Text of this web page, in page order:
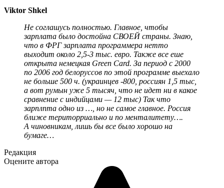
Viktor Shkel
Не соглашусь полностью. Главное, чтобы
зарплата было достойна СВОЕЙ страны. Знаю,
что в ФРГ зарплата программера нетто
выходит около 2,5-3 тыс. евро. Также все еше
открыта немецкая Green Card. За период с 2000
по 2006 год белоруссов по этой программе выехало
не больше 500 ч. (украинцев -800, россиян 1,5 тыс,
а вот румын уже 5 тысяч, что не идет ни в какое
сравнение с индийцами — 12 тыс) Так что
зарплпта одно из …, но не самое главное. Россия
ближе територриально и по менталитету….
А чиновникам, лишь бы все было хорошо на
бумаге…
Редакция
Оцените автора